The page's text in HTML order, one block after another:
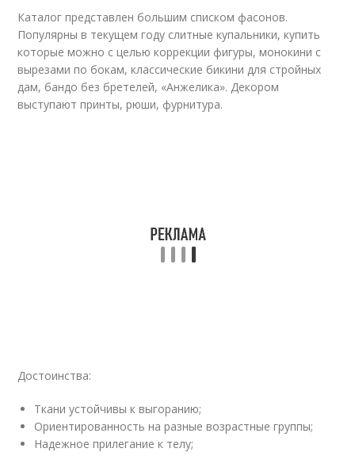
Каталог представлен большим списком фасонов.
Популярны в текущем году слитные купальники, купить
которые можно с целью коррекции фигуры, монокини с
вырезами по бокам, классические бикини для стройных
дам, бандо без бретелей, «Анжелика». Декором
выступают принты, рюши, фурнитура.
Достоинства:
Ткани устойчивы к выгоранию;
Ориентированность на разные возрастные группы;
Надежное прилегание к телу;